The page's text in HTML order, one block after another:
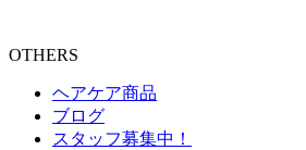
OTHERS
ヘアケア商品
ブログ
スタッフ募集中！